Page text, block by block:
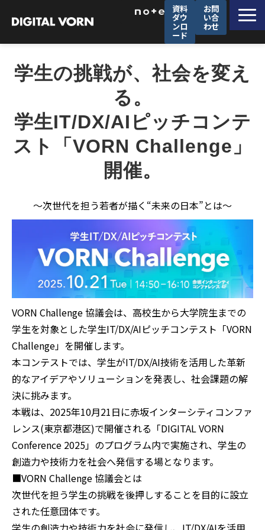
資料
ダウ
ンロ
ード
お問
い合
わせ
ソリューション一覧
サービス一覧
導入事例
セミナー
企業情報
採用情報
学生の挑戦が、社会を変え
る。
学生IT/DX/AIピッチコンテ
スト「VORN Challenge」
開催。
～次世代を担う若者が描く“未来の日本”とは～
VORN Challenge 協議会は、高校生から大学院生までの
学生を対象とした学生IT/DX/AIピッチコンテスト「VORN
Challenge」を開催します。
本コンテストでは、学生がIT/DX/AI技術を活用した革新
的なアイデアやソリューションを発表し、社会課題の解
決に挑みます。
本戦は、2025年10月21日に赤坂インターシティコンファ
レンス(東京都港区)で開催される「DIGITAL VORN
Conference 2025」のプログラム内で実施され、学生の
創造力や技術力を社会へ発信する場となります。
■VORN Challenge 協議会とは
次世代を担う学生の挑戦を後押しすることを目的に設立
された任意団体です。